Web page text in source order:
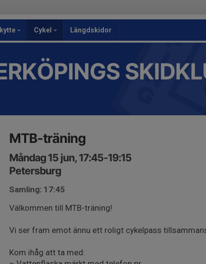
Cykel Längdskidor
MTB-träning
Måndag 15 jun, 17:45-19:15
Petersburg
Samling: 17:45
Välkommen till MTB-träning!
Vi ser fram emot ännu ett roligt cykelpass
Kom ihåg att ta med: